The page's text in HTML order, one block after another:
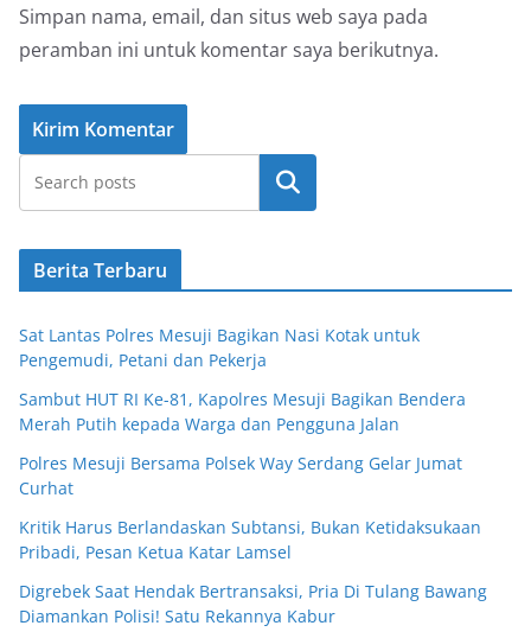
Simpan nama, email, dan situs web saya pada
peramban ini untuk komentar saya berikutnya.
Cari
Berita Terbaru
Sat Lantas Polres Mesuji Bagikan Nasi Kotak untuk
Pengemudi, Petani dan Pekerja
Sambut HUT RI Ke-81, Kapolres Mesuji Bagikan Bendera
Merah Putih kepada Warga dan Pengguna Jalan
Polres Mesuji Bersama Polsek Way Serdang Gelar Jumat
Curhat
Kritik Harus Berlandaskan Subtansi, Bukan Ketidaksukaan
Pribadi, Pesan Ketua Katar Lamsel
Digrebek Saat Hendak Bertransaksi, Pria Di Tulang Bawang
Diamankan Polisi! Satu Rekannya Kabur